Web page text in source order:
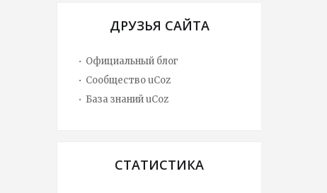
ДРУЗЬЯ САЙТА
Официальный блог
Сообщество uCoz
База знаний uCoz
СТАТИСТИКА